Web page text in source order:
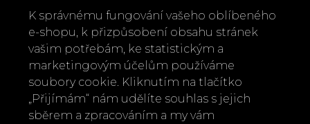
K správnému fungování vašeho oblíbeného
e-shopu, k přizpůsobení obsahu stránek
vašim potřebám, ke statistickým a
marketingovým účelům používáme
soubory cookie. Kliknutím na tlačítko
„Přijímám“ nám udělíte souhlas s jejich
sběrem a zpracováním a my vám